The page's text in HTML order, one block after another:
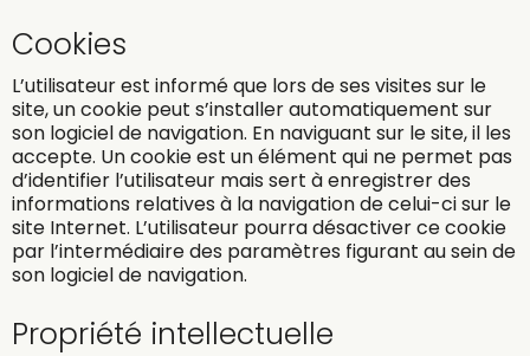
Cookies
L’utilisateur est informé que lors de ses visites sur le
site, un cookie peut s’installer automatiquement sur
son logiciel de navigation. En naviguant sur le site, il les
accepte. Un cookie est un élément qui ne permet pas
d’identifier l’utilisateur mais sert à enregistrer des
informations relatives à la navigation de celui-ci sur le
site Internet. L’utilisateur pourra désactiver ce cookie
par l’intermédiaire des paramètres figurant au sein de
son logiciel de navigation.
Propriété intellectuelle